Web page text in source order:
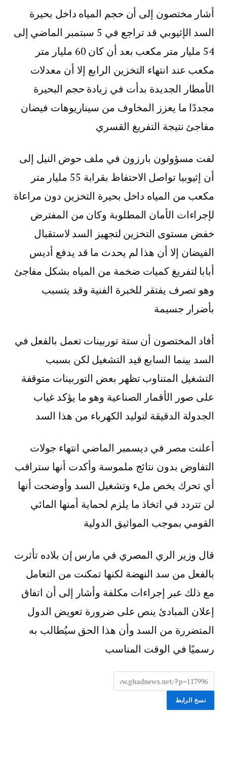
أشار مختصون إلى أن حجم المياه داخل بحيرة
السد الإثيوبي قد تراجع في 5 سبتمبر الماضي إلى
54 مليار متر مكعب بعد أن كان 60 مليار متر
مكعب عند انتهاء التخزين الرابع إلا أن معدلات
الأمطار الجديدة بدأت في زيادة حجم البحيرة
مجددًا ما يعزز المخاوف من سيناريوهات فيضان
مفاجئ نتيجة التفريغ القسري
لفت مسؤولون بارزون في ملف حوض النيل إلى
أن إثيوبيا تواصل الاحتفاظ بقرابة 55 مليار متر
مكعب من المياه داخل بحيرة التخزين دون مراعاة
لإجراءات الأمان المطلوبة وكان من المفترض
خفض مستوى التخزين لتجهيز السد لاستقبال
الفيضان إلا أن هذا لم يحدث ما قد يدفع أديس
أبابا لتفريغ كميات ضخمة من المياه بشكل مفاجئ
وهو تصرف يفتقر للخبرة الفنية وقد يتسبب
بأضرار جسيمة
أفاد المختصون أن ستة توربينات تعمل بالفعل في
السد بينما السابع قيد التشغيل لكن بسبب
التشغيل المتناوب تظهر بعض التوربينات متوقفة
على صور الأقمار الصناعية وهو ما يؤكد غياب
الجدولة الدقيقة لتوليد الكهرباء من هذا السد
أعلنت مصر في ديسمبر الماضي انتهاء جولات
التفاوض بدون نتائج ملموسة وأكدت أنها ستراقب
أي تحرك يخص ملء وتشغيل السد وأوضحت أنها
لن تتردد في اتخاذ ما يلزم لحماية أمنها المائي
القومي بموجب المواثيق الدولية
قال وزير الري المصري في مارس إن بلاده تأثرت
بالفعل من سد النهضة لكنها تمكنت من التعامل
مع ذلك عبر إجراءات مكلفة وأشار إلى أن اتفاق
إعلان المبادئ ينص على ضرورة تعويض الدول
المتضررة من السد وأن هذا الحق سيُطالب به
رسميًا في الوقت المناسب
نسخ الرابط